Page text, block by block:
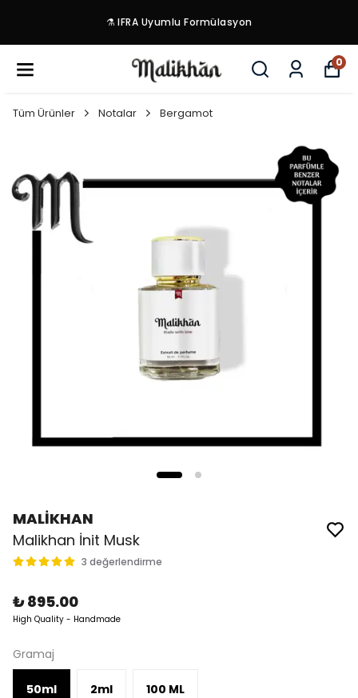
maddeler içermez
0
Tüm Ürünler Notalar Bergamot
MALİKHAN
Malikhan İnit Musk
3 değerlendirme
₺ 895.00
High Quality - Handmade
Gramaj
50ml 2ml 100 ML